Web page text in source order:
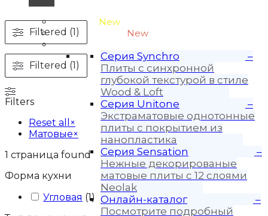
Unitone-3 New
Wood-3 и Loft-2
New
Материалы
Серия Synchro
–
Плиты с синхронной
глубокой текстурой в стиле
Wood & Loft
Серия Unitone
–
Экстраматовые однотонные
плиты с покрытием из
нанопластика
Серия Sensation
–
Нежные декорированые
матовые плиты с 12 слоями
Neolak
Онлайн-каталог
–
Посмотрите подробный
Filtered (1)
Filtered (1)
Filters
Reset all
×
Матовые×
1 страница found
Форма кухни
Угловая (1)